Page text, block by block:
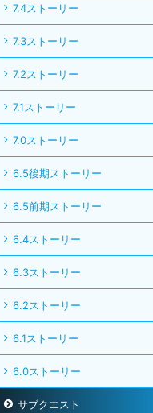
7.4ストーリー
7.3ストーリー
7.2ストーリー
7.1ストーリー
7.0ストーリー
6.5後期ストーリー
6.5前期ストーリー
6.4ストーリー
6.3ストーリー
6.2ストーリー
6.1ストーリー
6.0ストーリー
サブクエスト